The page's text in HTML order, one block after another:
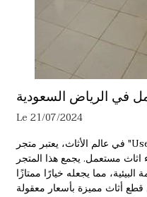
في الرياض السعودية
Le 21/07/2024
في عالم الأثاث، يعتبر متجر "UsedKSA" من الوجهات الرائجة لمحبي
اثاث مستعمل. يجمع هذا المتجر
البيئية، مما يجعله خيارًا ممتازًا